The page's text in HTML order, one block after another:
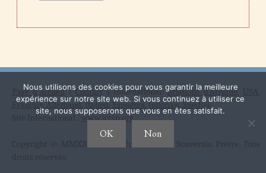
Page d'accueil|Contact| International:Missions d'Afrique, USA,
Français,Allemand, Italien, Espagnol,Japonais,Suédois
Site International : www.icrsp.org
Copyright © MMXXI Institut du Christ Roi Souverain Prêtre. Tous
droits réservés.
Nous utilisons des cookies pour vous garantir la meilleure
expérience sur notre site web. Si vous continuez à utiliser ce
site, nous supposerons que vous en êtes satisfait.
OK Non